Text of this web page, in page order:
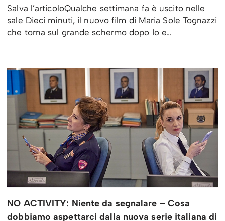
Salva l’articoloQualche settimana fa è uscito nelle
sale Dieci minuti, il nuovo film di Maria Sole Tognazzi
che torna sul grande schermo dopo Io e…
NO ACTIVITY: Niente da segnalare – Cosa
dobbiamo aspettarci dalla nuova serie italiana di